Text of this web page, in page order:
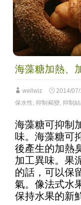
海藻糖加熱、
wellwiz 2014/07/
保水性, 抑制褐變, 抑制
海藻糖可抑制
味。海藻糖可
後產生的加熱
加工異味。果
的話，可以保
氣。像法式水
保持水果的新